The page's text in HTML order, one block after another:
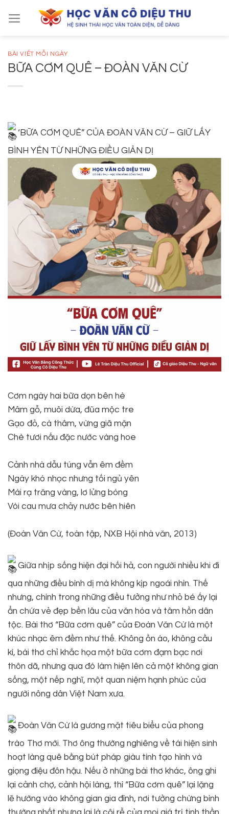
BÀI VIẾT MỖI NGÀY
BỮA CƠM QUÊ – ĐOÀN VĂN CỪ
‘BỮA CƠM QUÊ” CỦA ĐOÀN VĂN CỪ – GIỮ LẤY
BÌNH YÊN TỪ NHỮNG ĐIỀU GIẢN DỊ
Cơm ngày hai bữa dọn bên hè
Mâm gỗ, muôi dừa, đũa mộc tre
Gạo đỏ, cà thâm, vừng giã mặn
Chè tươi nấu đặc nước vàng hoe
Cảnh nhà dẫu túng vẫn êm đềm
Ngày khó nhọc nhưng tối ngủ yên
Mái rạ trăng vàng, lơ lửng bóng
Vòi cau mưa chảy nước bên hiên
(Đoàn Văn Cừ, toàn tập, NXB Hội nhà văn, 2013)
Giữa nhịp sống hiện đại hối hả, con người nhiều khi đi
qua những điều bình dị mà không kịp ngoái nhìn. Thế
nhưng, chính trong những điều tưởng như nhỏ bé ấy lại
ẩn chứa vẻ đẹp bền lâu của văn hóa và tâm hồn dân
tộc. Bài thơ “Bữa cơm quê” của Đoàn Văn Cừ là một
khúc nhạc êm đềm như thế. Không ồn ào, không cầu
kì, bài thơ chỉ khắc họa một bữa cơm đạm bạc nơi
thôn dã, nhưng qua đó làm hiện lên cả một không gian
sống, một nếp nghĩ, một quan niệm hạnh phúc của
người nông dân Việt Nam xưa.
Đoàn Văn Cừ là gương mặt tiêu biểu của phong
trào Thơ mới. Thơ ông thường nghiêng về tái hiện sinh
hoạt làng quê bằng bút pháp giàu tính tạo hình và
giọng điệu đôn hậu. Nếu ở những bài thơ khác, ông ghi
lại cảnh chợ, cảnh hội làng, thì “Bữa cơm quê” lại lặng
lẽ hướng vào không gian gia đình, nơi tưởng chừng bình